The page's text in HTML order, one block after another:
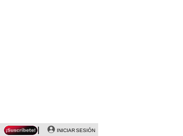
VIERNES 7 DE AGOSTO ALBERTO BENAVIDES
INICIAR SESIÓN